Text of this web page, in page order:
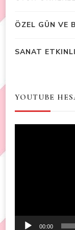
ÖZEL GÜN VE
SANAT
YOUTUBE
00:00